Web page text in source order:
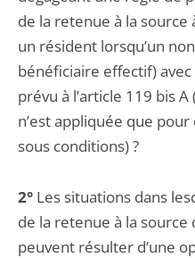
de la retenue à la
un résident lorsqu’un
bénéficiaire effectif)
prévu à l’article 119 bis
n’est appliquée que
sous conditions) ?
2° Les situations dans
de la retenue à la
peuvent résulter d’une